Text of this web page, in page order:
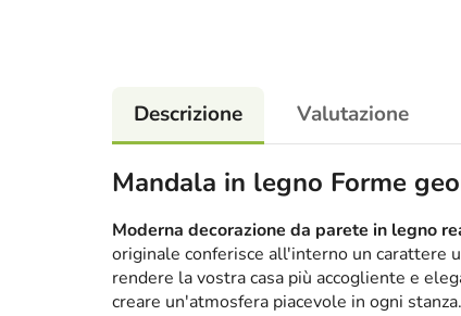
Descrizione Valutazione
Mandala in legno Forme
Moderna decorazione da parete in legno
originale conferisce all'interno un carattere
rendere la vostra casa più accogliente e
creare un'atmosfera piacevole in ogni stanza.